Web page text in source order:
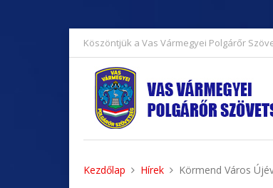
Köszöntjük a Vas Vármegyei Polgárőr
Kezdőlap Hírek Körmend Város